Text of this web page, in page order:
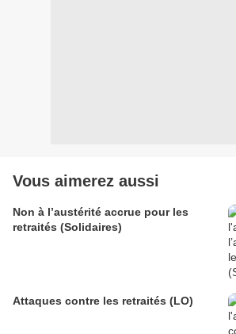
Vous aimerez aussi
Non à l’austérité accrue pour les
retraités (Solidaires)
Attaques contre les retraités (LO)